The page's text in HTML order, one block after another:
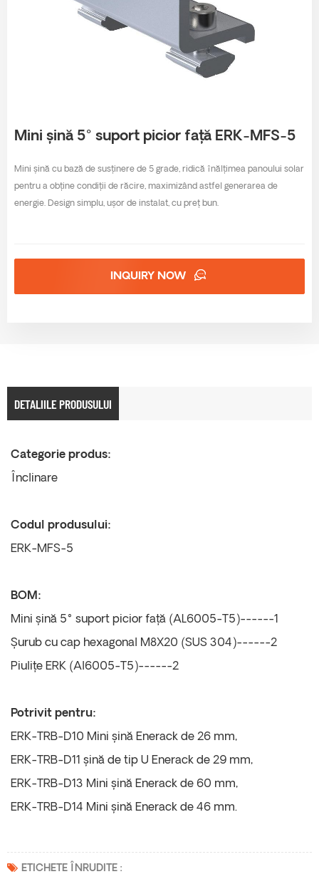
Mini șină 5° suport picior față ERK-MFS-5
Mini șină cu bază de susținere de 5 grade, ridică înălțimea panoului solar
pentru a obține condiții de răcire, maximizând astfel generarea de
energie. Design simplu, ușor de instalat, cu preț bun.
INQUIRY NOW
DETALIILE PRODUSULUI
Categorie produs:
Înclinare
Codul produsului:
ERK-MFS-5
BOM:
Mini șină 5° suport picior față (AL6005-T5)------1
Șurub cu cap hexagonal M8X20 (SUS 304)------2
Piulițe ERK (Al6005-T5)------2
Potrivit pentru:
ERK-TRB-D10 Mini șină Enerack de 26 mm,
ERK-TRB-D11 șină de tip U Enerack de 29 mm,
ERK-TRB-D13 Mini șină Enerack de 60 mm,
ERK-TRB-D14 Mini șină Enerack de 46 mm.
ETICHETE ÎNRUDITE :